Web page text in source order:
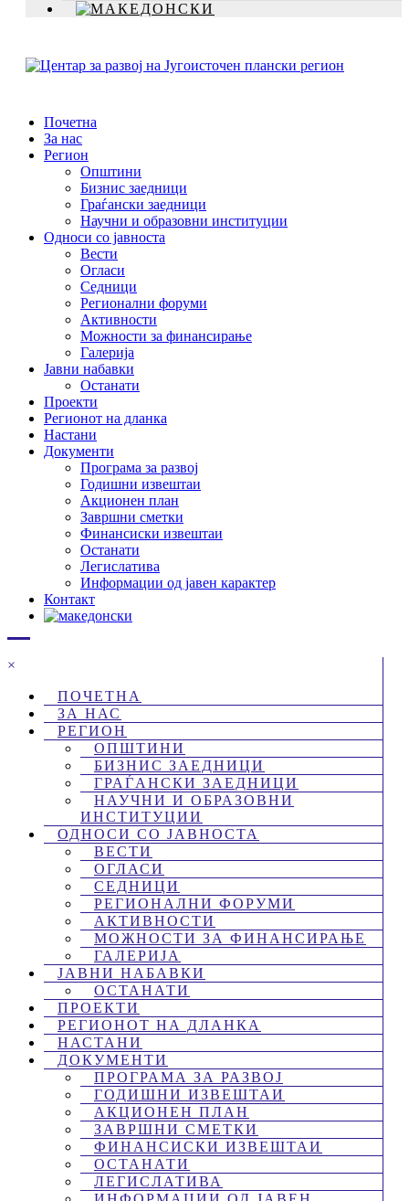
Почетна
За нас
Регион
Општини
Бизнис заедници
Граѓански заедници
Научни и образовни институции
Односи со јавноста
Вести
Огласи
Седници
Регионални форуми
Активности
Можности за финансирање
Галерија
Јавни набавки
Останати
Проекти
Регионот на дланка
Настани
Документи
Програма за развој
Годишни извештаи
Акционен план
Завршни сметки
Финансиски извештаи
Останати
Легислатива
Информации од јавен карактер
Контакт
×
ПОЧЕТНА
ЗА НАС
РЕГИОН
ОПШТИНИ
БИЗНИС ЗАЕДНИЦИ
ГРАЃАНСКИ ЗАЕДНИЦИ
НАУЧНИ И ОБРАЗОВНИ
ИНСТИТУЦИИ
ОДНОСИ СО ЈАВНОСТА
ВЕСТИ
ОГЛАСИ
СЕДНИЦИ
РЕГИОНАЛНИ ФОРУМИ
АКТИВНОСТИ
МОЖНОСТИ ЗА ФИНАНСИРАЊЕ
ГАЛЕРИЈА
ЈАВНИ НАБАВКИ
ОСТАНАТИ
ПРОЕКТИ
РЕГИОНОТ НА ДЛАНКА
НАСТАНИ
ДОКУМЕНТИ
ПРОГРАМА ЗА РАЗВОЈ
ГОДИШНИ ИЗВЕШТАИ
АКЦИОНЕН ПЛАН
ЗАВРШНИ СМЕТКИ
ФИНАНСИСКИ ИЗВЕШТАИ
ОСТАНАТИ
ЛЕГИСЛАТИВА